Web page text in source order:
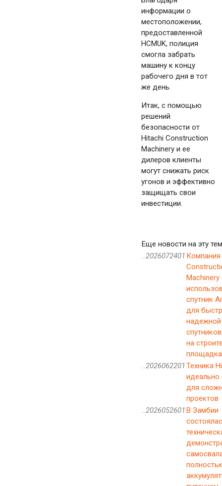
информации о
местоположении,
предоставленной
HCMUK, полиция
смогла забрать
машину к концу
рабочего дня в тот
же день.
Итак, с помощью
решений
безопасности от
Hitachi Construction
Machinery и ее
дилеров клиенты
могут снижать риск
угонов и эффективно
защищать свои
инвестиции.
Еще новости на эту
..2026072401 Компания
Machinery
спутник
для
надежной
на
..2026062201 Техника
идеально
для
проектов
..2026052601 В Замбии